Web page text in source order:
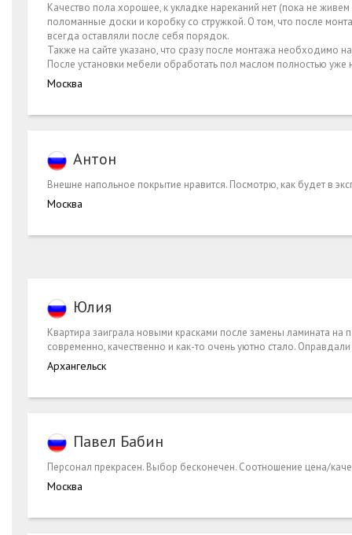
Качество пола хорошее, к укладке нареканий нет (пока не
поломанные доски и коробку со стружкой. О том, что после
всегда оставляли после себя порядок.
Также на сайте указано, что сразу после монтажа необходимо
После установки мебели обработать пол маслом полностью уже
Москва
Антон
Внешне напольное покрытие нравится. Посмотрю, как будет в
Москва
Юлия
Квартира заиграла новыми красками после замены ламината на
современно, качественно и как-то очень уютно стало.
Архангельск
Павел Бабин
Персонал прекрасен. Выбор бесконечен. Соотношение цена/
Москва